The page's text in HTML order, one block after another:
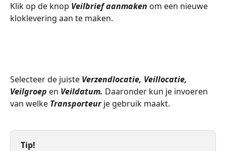
Klik op de knop Veilbrief aanmaken om een nieuwe
kloklevering aan te maken.
Selecteer de juiste Verzendlocatie, Veillocatie,
Veilgroep en Veildatum. Daaronder kun je invoeren
van welke Transporteur je gebruik maakt.
Tip!